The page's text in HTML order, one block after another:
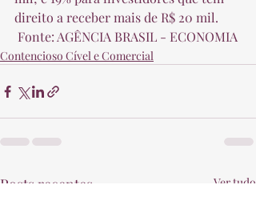
direito a receber mais de R$ 20 mil.
Fonte: AGÊNCIA BRASIL - ECONOMIA
Contencioso Cível e Comercial
Posts recentes Ver tudo